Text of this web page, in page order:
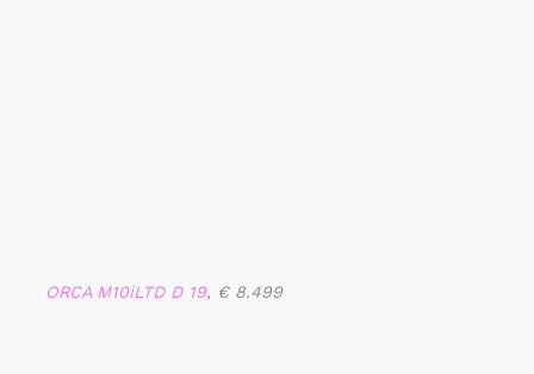
ORCA M10iLTD D 19, € 8.499